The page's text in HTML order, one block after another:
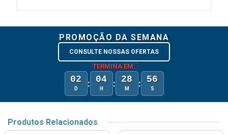
PROMOÇÃO DA SEMANA
CONSULTE NOSSAS OFERTAS
TERMINA EM:
02
D : 04
H : 28
M : 56
S
Produtos Relacionados